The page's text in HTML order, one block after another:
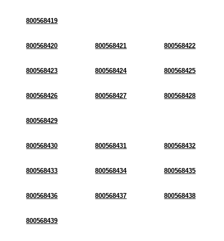
800568419
800568420 800568421 800568422
800568423 800568424 800568425
800568426 800568427 800568428
800568429
800568430 800568431 800568432
800568433 800568434 800568435
800568436 800568437 800568438
800568439